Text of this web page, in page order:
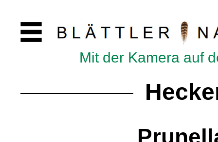
Mit der Kamera auf